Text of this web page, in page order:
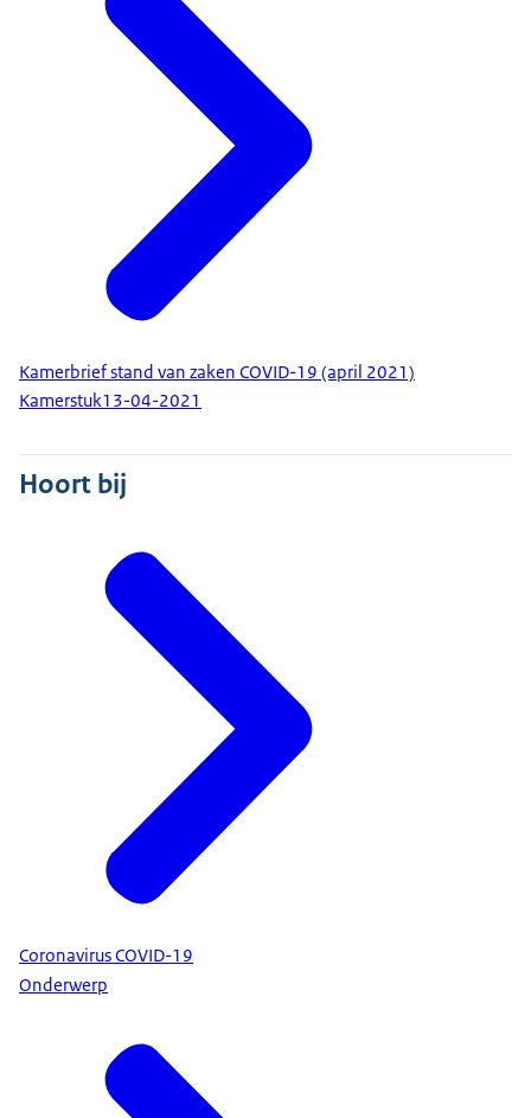
Kamerbrief stand van zaken COVID-19 (april 2021)
Kamerstuk13-04-2021
Hoort bij
Coronavirus COVID-19
Onderwerp